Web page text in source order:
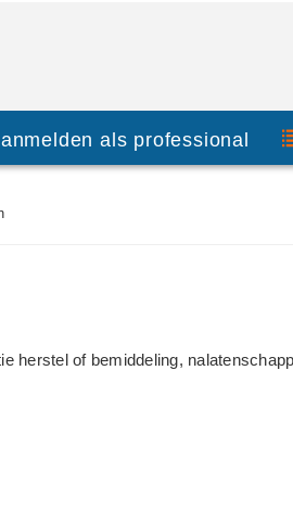
als professional
herstel of bemiddeling,